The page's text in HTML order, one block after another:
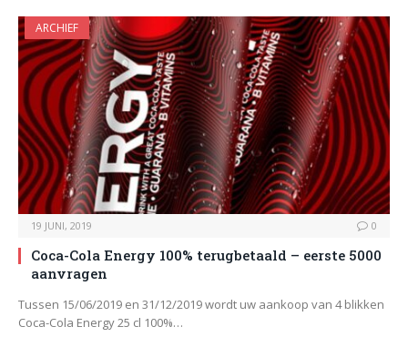
ARCHIEF
19 JUNI, 2019 0
Coca-Cola Energy 100% terugbetaald – eerste 5000
aanvragen
Tussen 15/06/2019 en 31/12/2019 wordt uw aankoop van 4 blikken
Coca-Cola Energy 25 cl 100%…